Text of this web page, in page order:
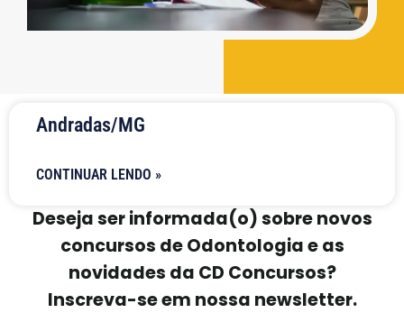
Andradas/MG
CONTINUAR LENDO »
Deseja ser informada(o) sobre novos
concursos de Odontologia e as
novidades da CD Concursos?
Inscreva-se em nossa newsletter.